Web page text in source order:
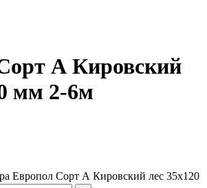
А Кировский
мм 2-6м
Европол Cорт А Кировский лес 35х120